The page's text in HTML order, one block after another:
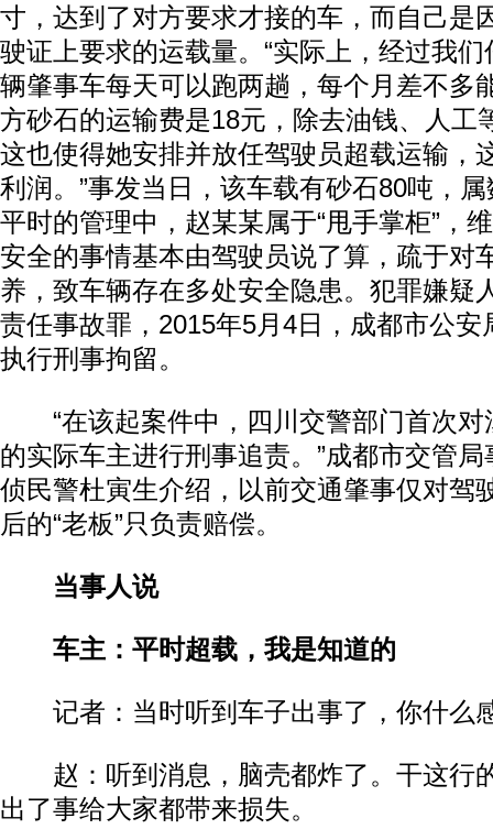
寸，达到了对方要求才接的车，而自己是
驶证上要求的运载量。“实际上，经过我
辆肇事车每天可以跑两趟，每个月差不多
方砂石的运输费是18元，除去油钱、人工
这也使得她安排并放任驾驶员超载运输，
利润。”事发当日，该车载有砂石80吨，
平时的管理中，赵某某属于“甩手掌柜”，
安全的事情基本由驾驶员说了算，疏于对
养，致车辆存在多处安全隐患。犯罪嫌疑
责任事故罪，2015年5月4日，成都市公安
执行刑事拘留。
“在该起案件中，四川交警部门首次对
的实际车主进行刑事追责。”成都市交管
侦民警杜寅生介绍，以前交通肇事仅对驾
后的“老板”只负责赔偿。
当事人说
车主：平时超载，我是知道的
记者：当时听到车子出事了，你什么
赵：听到消息，脑壳都炸了。干这行
出了事给大家都带来损失。
动物系恋人啊 | 钟欣潼体验爱情哲学 南